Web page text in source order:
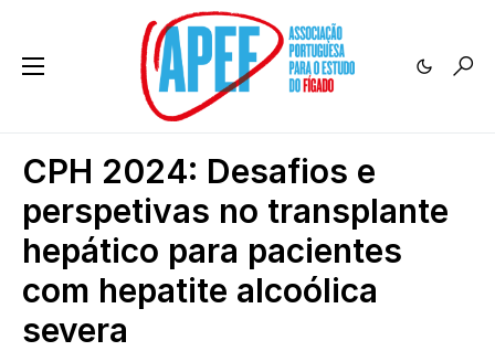
CPH 2024: Desafios e
perspetivas no transplante
hepático para pacientes
com hepatite alcoólica
severa